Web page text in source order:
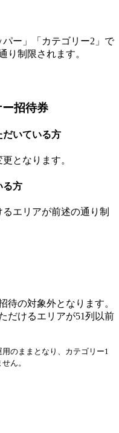
ー」「カテゴリー2」で
り制限されます。
招待券
だいている方
となります。
る方
エリアが前述の通り制
待の対象外となります。
だけるエリアが51列以前
のままとなり、カテゴリー1
ん。